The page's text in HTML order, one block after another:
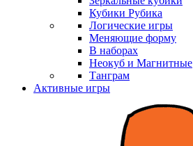
Кубики Рубика
Логические игры
Меняющие форму
В наборах
Неокуб и Магнитные
Танграм
Активные игры